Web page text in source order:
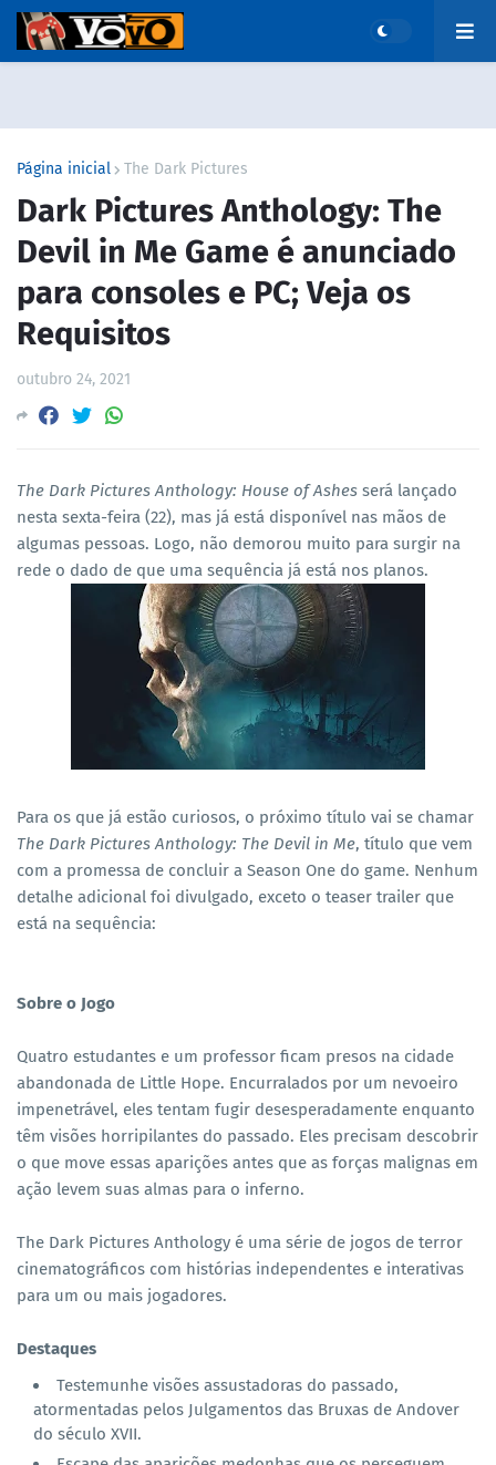
Página inicial The Dark Pictures
Dark Pictures Anthology: The
Devil in Me Game é anunciado
para consoles e PC; Veja os
Requisitos
outubro 24, 2021
The Dark Pictures Anthology: House of Ashes será lançado
nesta sexta-feira (22), mas já está disponível nas mãos de
algumas pessoas. Logo, não demorou muito para surgir na
rede o dado de que uma sequência já está nos planos.
Para os que já estão curiosos, o próximo título vai se chamar
The Dark Pictures Anthology: The Devil in Me, título que vem
com a promessa de concluir a Season One do game. Nenhum
detalhe adicional foi divulgado, exceto o teaser trailer que
está na sequência:
Sobre o Jogo
Quatro estudantes e um professor ficam presos na cidade
abandonada de Little Hope. Encurralados por um nevoeiro
impenetrável, eles tentam fugir desesperadamente enquanto
têm visões horripilantes do passado. Eles precisam descobrir
o que move essas aparições antes que as forças malignas em
ação levem suas almas para o inferno.
The Dark Pictures Anthology é uma série de jogos de terror
cinematográficos com histórias independentes e interativas
para um ou mais jogadores.
Destaques
Testemunhe visões assustadoras do passado,
atormentadas pelos Julgamentos das Bruxas de Andover
do século XVII.